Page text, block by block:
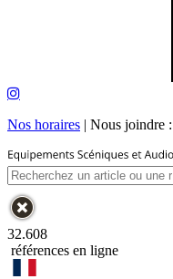
Nos horaires | Nous joindre :
32.608
références en ligne